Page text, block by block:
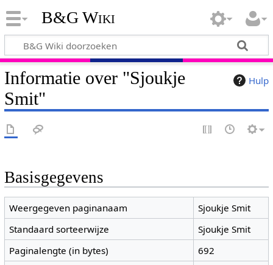
B&G Wiki
Hulp
Informatie over "Sjoukje
Smit"
Basisgegevens
Weergegeven paginanaam
Sjoukje Smit
Standaard sorteerwijze
Sjoukje Smit
Paginalengte (in bytes)
692